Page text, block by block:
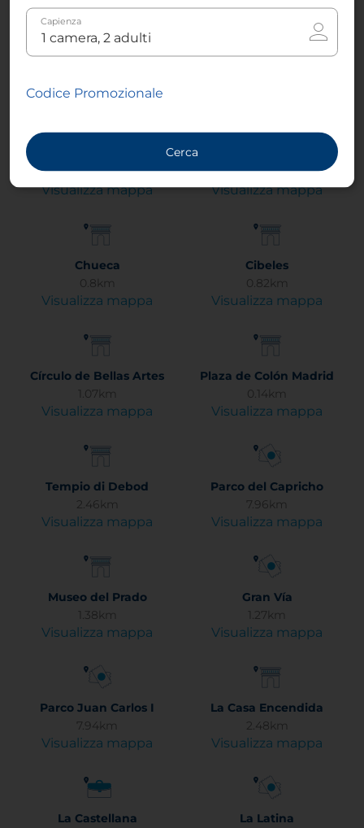
Casa de Campo
5.54km
Museo Cerralbo
2.15km
5.16km
Visualizza mappa
1.83km
Visualizza mappa
Chueca
0.8km
Visualizza mappa
Cibeles
0.82km
Visualizza mappa
Círculo de Bellas Artes
1.07km
Visualizza mappa
Plaza de Colón Madrid
0.14km
Visualizza mappa
Tempio di Debod
2.46km
Visualizza mappa
Parco del Capricho
7.96km
Visualizza mappa
Museo del Prado
1.38km
Visualizza mappa
Gran Vía
1.27km
Visualizza mappa
Parco Juan Carlos I
7.94km
Visualizza mappa
La Casa Encendida
2.48km
Visualizza mappa
La Castellana
La Latina
Capienza
Codice Promozionale
Cerca